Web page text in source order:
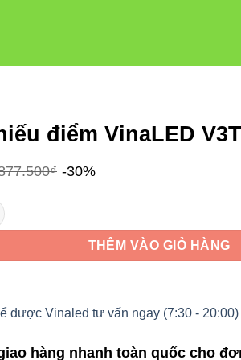
điểm VinaLED
₫ -30%
VinaLED V3TRM-20 20W số lượng
THÊM VÀO GIỎ HÀNG
được Vinaled tư vấn ngay (7:30 - 20:00)
hàng nhanh toàn quốc cho